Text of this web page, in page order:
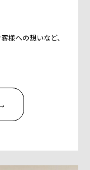
様への想いなど、